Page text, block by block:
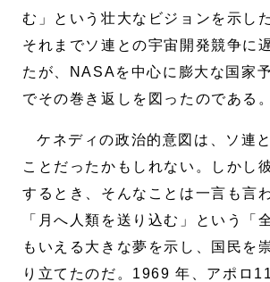
む」という壮大なビジョンを示し
それまでソ連との宇宙開発競争に
たが、NASAを中心に膨大な国家
でその巻き返しを図ったのである。
ケネディの政治的意図は、ソ連
ことだったかもしれない。しかし
するとき、そんなことは一言も言
「月へ人類を送り込む」という「
もいえる大きな夢を示し、国民を
り立てたのだ。1969 年、アポロ